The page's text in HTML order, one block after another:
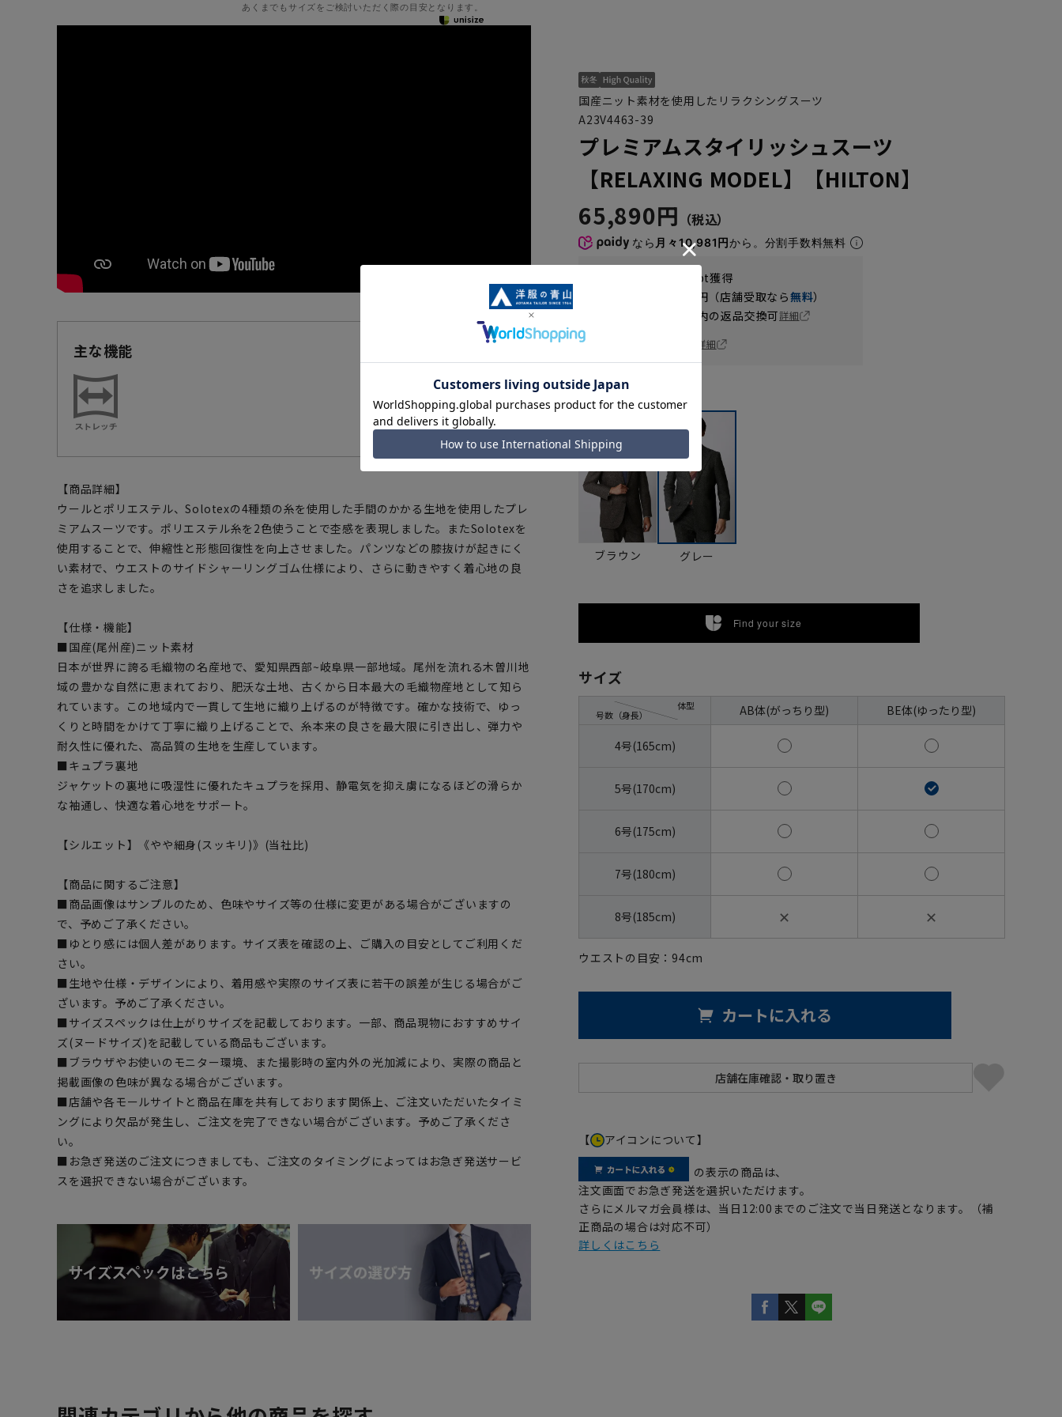
あくまでもサイズをご検討いただく際の目安となります。
主な機能
【商品詳細】
ウールとポリエステル、Solotexの4種類の糸を使用した手間のかかる生地を使用したプレ
ミアムスーツです。ポリエステル糸を2色使うことで杢感を表現しました。またSolotexを
使用することで、伸縮性と形態回復性を向上させました。パンツなどの膝抜けが起きにく
い素材で、ウエストのサイドシャーリングゴム仕様により、さらに動きやすく着心地の良
さを追求しました。
【仕様・機能】
■国産(尾州産)ニット素材
日本が世界に誇る毛織物の名産地で、愛知県西部~岐阜県一部地域。尾州を流れる木曽川地
域の豊かな自然に恵まれており、肥沃な土地、古くから日本最大の毛織物産地として知ら
れています。この地域内で一貫して生地に織り上げるのが特徴です。確かな技術で、ゆっ
くりと時間をかけて丁寧に織り上げることで、糸本来の良さを最大限に引き出し、弾力や
耐久性に優れた、高品質の生地を生産しています。
■キュプラ裏地
ジャケットの裏地に吸湿性に優れたキュプラを採用、静電気を抑え虜になるほどの滑らか
な袖通し、快適な着心地をサポート。
【シルエット】《やや細身(スッキリ)》(当社比)
【商品に関するご注意】
■商品画像はサンプルのため、色味やサイズ等の仕様に変更がある場合がございますの
で、予めご了承ください。
■ゆとり感には個人差があります。サイズ表を確認の上、ご購入の目安としてご利用くだ
さい。
■生地や仕様・デザインにより、着用感や実際のサイズ表に若干の誤差が生じる場合がご
ざいます。予めご了承ください。
■サイズスペックは仕上がりサイズを記載しております。一部、商品現物におすすめサイ
ズ(ヌードサイズ)を記載している商品もございます。
■ブラウザやお使いのモニター環境、また撮影時の室内外の光加減により、実際の商品と
掲載画像の色味が異なる場合がございます。
■店舗や各モールサイトと商品在庫を共有しております関係上、ご注文いただいたタイミ
ングにより欠品が発生し、ご注文を完了できない場合がございます。予めご了承くださ
い。
■お急ぎ発送のご注文につきましても、ご注文のタイミングによってはお急ぎ発送サービ
スを選択できない場合がございます。
国産ニット素材を使用したリラクシングスーツ
A23V4463-39
プレミアムスタイリッシュスーツ
【RELAXING MODEL】【HILTON】
65,890円
なら 月々10,981円から。分割手数料無料
pt獲得
円（店舗受取なら無料）
日以内の返品交換可詳細
詳細
カラー
ブラウン グレー
Find your size
サイズ
号数（身長）
体型 AB体(がっちり型) BE体(ゆったり型)
4号(165cm)
5号(170cm)
6号(175cm)
7号(180cm)
8号(185cm) ✕ ✕
ウエストの目安： 94cm
カートに入れる
【 アイコンについて】
の表示の商品は、
注文画面でお急ぎ発送を選択いただけます。
さらにメルマガ会員様は、当日12:00までのご注文で当日発送となります。（補
正商品の場合は対応不可）
詳しくはこちら